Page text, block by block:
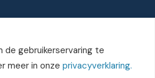
de gebruikerservaring te
meer in onzeprivacyverklaring.